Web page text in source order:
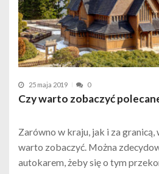
25 maja 2019 0
Czy warto zobaczyć
Zarówno w kraju, jak i za
warto zobaczyć. Można
autokarem, żeby się o tym